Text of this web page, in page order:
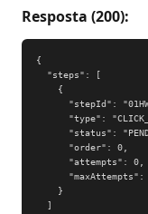
Resposta (200):
{
  "steps": [
    {
"stepId":
"type":
"status":
      "order": 0,
      "attempts": 0,
"maxAttempts":
    }
  ]